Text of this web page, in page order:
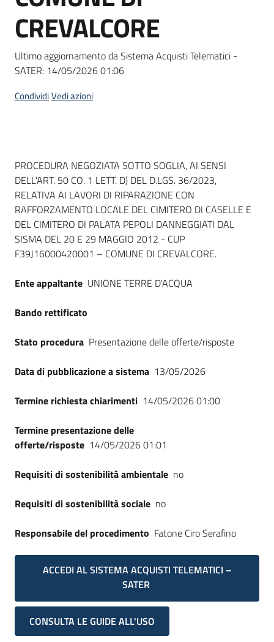
Piattaforme
telematiche
Seguici
su
CREVALCORE
Ultimo aggiornamento da Sistema Acquisti Telematici -
SATER: 14/05/2026 01:06
CondividiVedi azioni
Dati del bando
PROCEDURA NEGOZIATA SOTTO SOGLIA, AI SENSI
DELL'ART. 50 CO. 1 LETT. D) DEL D.LGS. 36/2023,
RELATIVA AI LAVORI DI RIPARAZIONE CON
RAFFORZAMENTO LOCALE DEL CIMITERO DI CASELLE E
DEL CIMITERO DI PALATA PEPOLI DANNEGGIATI DAL
SISMA DEL 20 E 29 MAGGIO 2012 - CUP
F39J16000420001 – COMUNE DI CREVALCORE.
Ente appaltante UNIONE TERRE D'ACQUA
Bando rettificato
Stato procedura Presentazione delle offerte/risposte
Data di pubblicazione a sistema 13/05/2026
Termine richiesta chiarimenti 14/05/2026 01:00
Termine presentazione delle
offerte/risposte 14/05/2026 01:01
Requisiti di sostenibilità ambientale no
Requisiti di sostenibilità sociale no
Responsabile del procedimento Fatone Ciro Serafino
ACCEDI AL SISTEMA ACQUISTI TELEMATICI –
SATER
CONSULTA LE GUIDE ALL'USO